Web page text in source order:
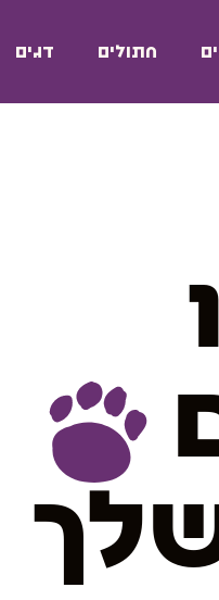
חתולים דגים